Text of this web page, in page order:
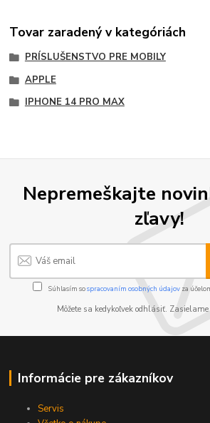
Tovar zaradený v kategóriách
PRÍSLUŠENSTVO PRE MOBILY
APPLE
IPHONE 14 PRO MAX
Nepremeškajte
zľavy!
Súhlasím sospracovaním osobných údajov za
Môžete sa kedykoľvek odhlásiť.
Informácie pre zákazníkov
Servis